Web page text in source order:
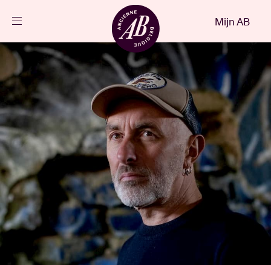
NL
Agenda
Projecten
Nieuws
Bezoekersinfo
AB ❤ you
Mijn AB